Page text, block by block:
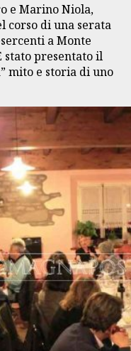
e Marino Niola,
corso di una serata
a Monte
stato presentato il
mito e storia di uno